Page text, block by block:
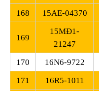
168
15AE-04370
169
15MĐ1-
21247
170 16N6-9722
171
16R5-1011